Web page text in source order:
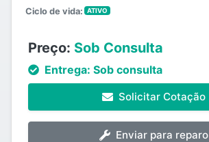
Ciclo de vida:
ATIVO
Preço: Sob Consulta
Entrega: Sob consulta
Solicitar Cotação
Enviar para reparo